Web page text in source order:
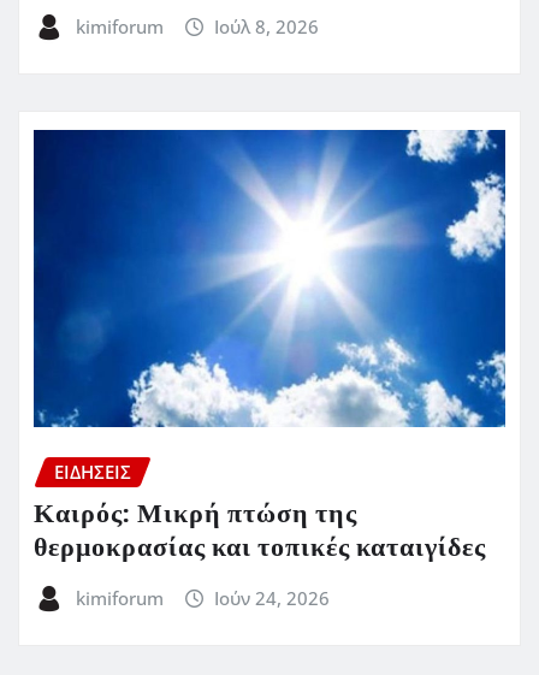
kimiforum Ιούλ 8, 2026
ΕΙΔΗΣΕΙΣ
Καιρός: Μικρή πτώση της
θερμοκρασίας και τοπικές καταιγίδες
kimiforum Ιούν 24, 2026